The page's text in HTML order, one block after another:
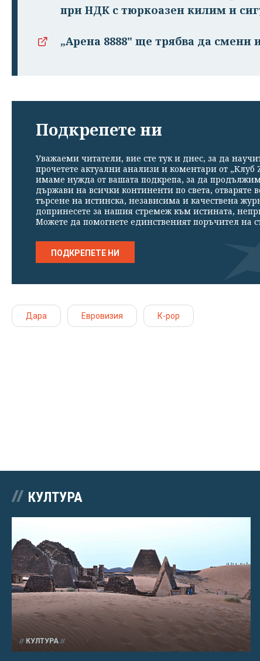
при НДК с тюркоазен килим и
„Арена 8888" ще трябва да смени
Подкрепете ни
Уважаеми читатели, вие сте тук и днес, за да
прочетете актуални анализи и коментари от
имаме нужда от вашата подкрепа, за да
държави на всички континенти по света, отваряте
търсене на истинска, независима и качествена
допринесете за нашия стремеж към истината,
Можете да помогнете единственият поръчител на
ПОДКРЕПЕТЕ НИ
Дара Евровизия К-рор
КУЛТУРА
КУЛТУРА